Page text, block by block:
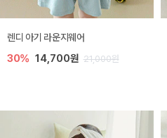
렌디 아기 라운지웨어
30% 14,700원 21,000원